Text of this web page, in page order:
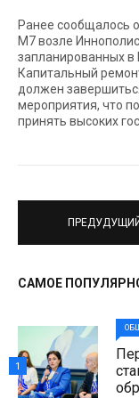
Ранее сообщалось
М7 возле
запланированных в
Капитальный
должен
мероприятия, что
принять высоких
САМОЕ
1